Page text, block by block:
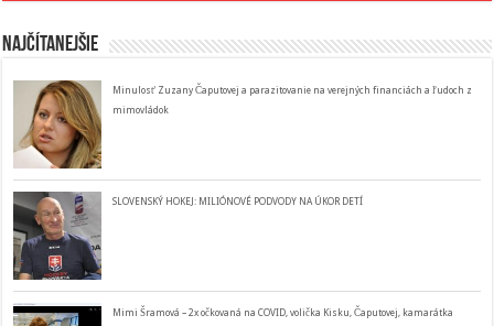
Najčítanejšie
Minulosť Zuzany Čaputovej a parazitovanie na verejných financiách a ľudoch z
mimovládok
SLOVENSKÝ HOKEJ: MILIÓNOVÉ PODVODY NA ÚKOR DETÍ
Mimi Šramová – 2x očkovaná na COVID, volička Kisku, Čaputovej, kamarátka